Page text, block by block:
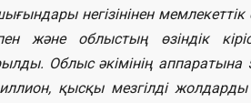
негізінінен
және облыстың өзіндік
Облыс әкімінің аппаратына
қысқы мезгілді жолдарды